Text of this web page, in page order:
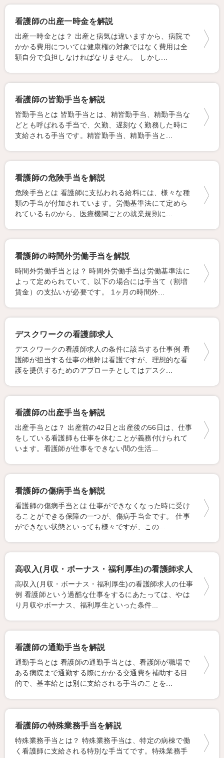
看護師の出産一時金を解説
出産一時金とは？ 出産と病気は違いますから、病院で
かかる費用については健康権の対象ではなく費用は全
額自分で負担しなければなりません。 しかし...
看護師の皆勤手当を解説
皆勤手当とは 皆勤手当とは、精皆勤手当、精勤手当な
どとも呼ばれる手当で、欠勤、遅刻なく勤務した時に
支給される手当です。精皆勤手当、精勤手当と...
看護師の危険手当を解説
危険手当とは 看護師に支払われる給料には、様々な種
類の手当が付加されています。労働基準法にて定めら
れているものから、医療機関ごとの就業規則に...
看護師の時間外労働手当を解説
時間外労働手当とは？ 時間外労働手当は労働基準法に
よって定められていて、以下の場合には手当て（割増
賃金）の支払いが必要です。 1ヶ月の時間外...
デスクワークの看護師求人
デスクワークの看護師求人の条件に該当する仕事例 看
護師が担当する仕事の根幹は看護ですが、理想的な看
護を提供するためのアプローチとしてはデスク...
看護師の出産手当を解説
出産手当とは？ 出産前の42日と出産後の56日は、仕事
をしている看護師も仕事を休むことが義務付けられて
います。看護師が仕事をできない間の生活...
看護師の傷病手当を解説
看護師の傷病手当とは 仕事ができなくなった時に受け
ることができる保障の一つが、傷病手当金です。 仕事
ができない状態といっても様々ですが、この...
高収入(月収・ボーナス・福利厚生)の看護師求人
高収入(月収・ボーナス・福利厚生)の看護師求人の仕事
例 看護師という過酷な仕事をするにあたっては、やは
り月収やボーナス、福利厚生といった条件...
看護師の通勤手当を解説
通勤手当とは 看護師の通勤手当とは、看護師が職場で
ある病院まで通勤する際にかかる交通費を補助する目
的で、基本給とは別に支給される手当のことを...
看護師の特殊業務手当を解説
特殊業務手当とは？ 特殊業務手当は、特定の病棟で働
く看護師に支給される特別な手当てです。特殊業務手